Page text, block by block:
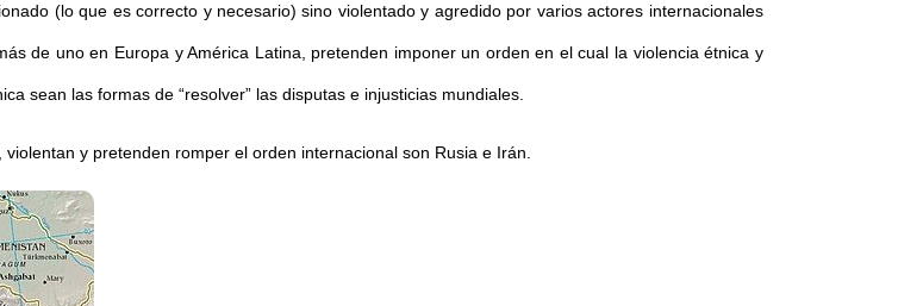
(lo que es correcto y necesario) sino violentado y agredido por varios actores internacionales
de uno en Europa y América Latina, pretenden imponer un orden en el cual la violencia étnica y
sean las formas de “resolver” las disputas e injusticias mundiales.
y pretenden romper el orden internacional son Rusia e Irán.